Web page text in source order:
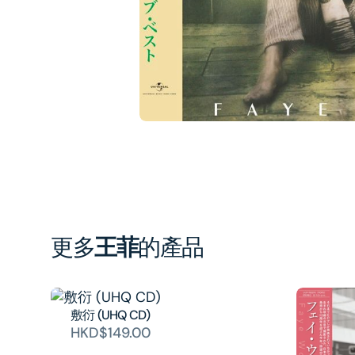
in
更多王菲的產品
敷衍 (UHQ CD)
HKD$149.00